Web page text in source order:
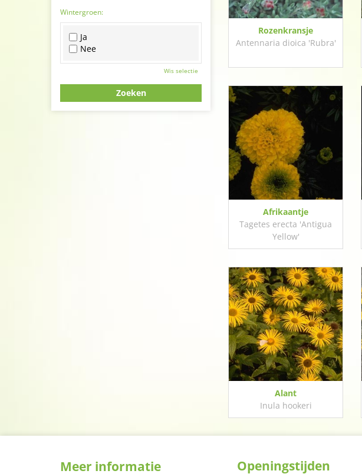
Rozenkransje
Antennaria dioica 'Rubra'
Afrikaantje
Tagetes erecta 'Antigua
Yellow'
Alant
Inula hookeri
Roze
Wit
Zwart
Wintergroen:
Ja
Nee
Wis selectie
Meer informatie Openingstijden